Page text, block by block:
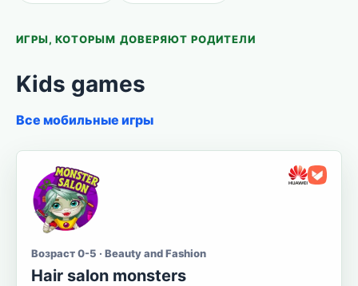
ИГРЫ, КОТОРЫМ ДОВЕРЯЮТ РОДИТЕЛИ
Kids games
Все мобильные игры
Возраст 0-5 · Beauty and Fashion
Hair salon monsters